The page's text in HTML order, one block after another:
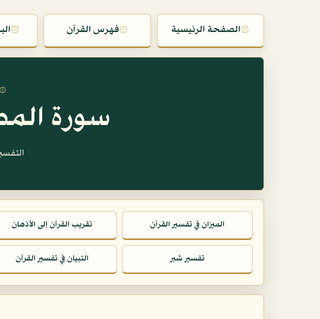
۞الصفحة الرئيسية ۞فهرس القرآن ۞
۞
سورة
الميزان في تفسير القرآن تقريب القرآن إلى الأذهان
تفسير شبر التبيان في تفسير القرآن